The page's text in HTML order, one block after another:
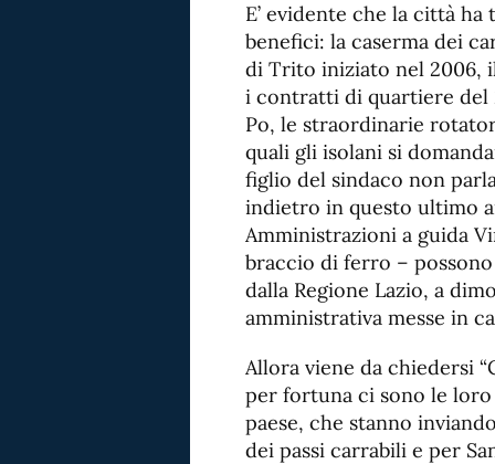
E’ evidente che la città
benefici: la caserma dei
di Trito iniziato nel 2006,
i contratti di quartiere del
Po, le straordinarie
quali gli isolani si
figlio del sindaco non
indietro in questo ultimo
Amministrazioni a guida
braccio di ferro –
dalla Regione Lazio, a
amministrativa messe in
Allora viene da chiedersi
per fortuna ci sono le
paese, che stanno
dei passi carrabili e per